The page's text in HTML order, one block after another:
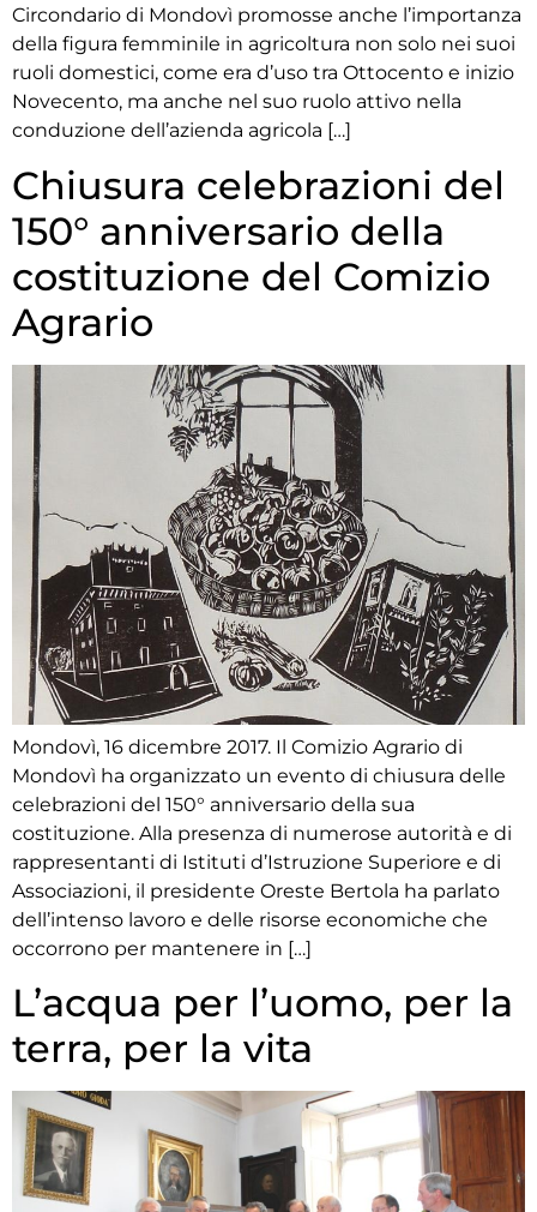
Circondario di Mondovì promosse anche l’importanza
della figura femminile in agricoltura non solo nei suoi
ruoli domestici, come era d’uso tra Ottocento e inizio
Novecento, ma anche nel suo ruolo attivo nella
conduzione dell’azienda agricola […]
Chiusura celebrazioni del
150° anniversario della
costituzione del Comizio
Agrario
Mondovì, 16 dicembre 2017. Il Comizio Agrario di
Mondovì ha organizzato un evento di chiusura delle
celebrazioni del 150° anniversario della sua
costituzione. Alla presenza di numerose autorità e di
rappresentanti di Istituti d’Istruzione Superiore e di
Associazioni, il presidente Oreste Bertola ha parlato
dell’intenso lavoro e delle risorse economiche che
occorrono per mantenere in […]
L’acqua per l’uomo, per la
terra, per la vita